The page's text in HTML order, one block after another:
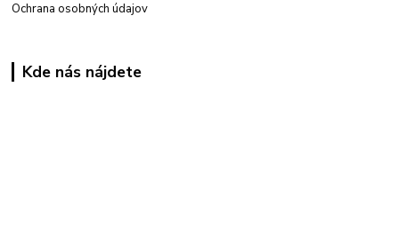
Ochrana osobných údajov
Kde nás nájdete